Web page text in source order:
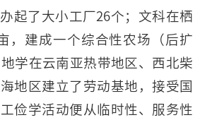
起了大小工厂26个；文科在栖
，建成一个综合性农场（后扩
学在云南亚热带地区、西北柴
地区建立了劳动基地，接受国
俭学活动便从临时性、服务性